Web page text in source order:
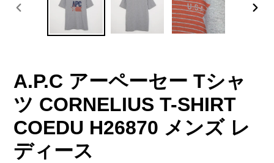
ド
A.P.C アーペーセー Tシャ
ツ CORNELIUS T-SHIRT
COEDU H26870 メンズ レ
ディース